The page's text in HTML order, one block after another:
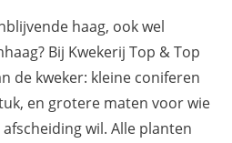
haag, ook wel
Bij Kwekerij Top & Top
de kweker: kleine coniferen
en grotere maten voor wie
wil. Alle planten